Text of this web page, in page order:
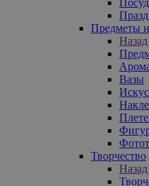
Предметы
Назад
Вазы
Творчество
Назад